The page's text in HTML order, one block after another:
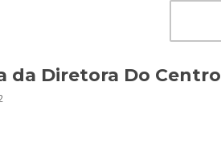
da Diretora Do Centro